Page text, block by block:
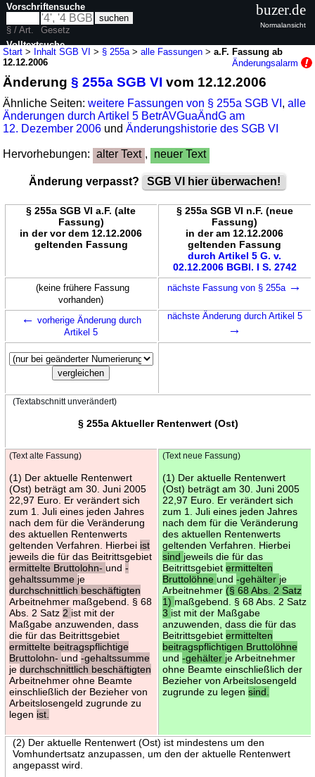
Start > Inhalt SGB VI > § 255a >alle Fassungen >a.F. Fassung ab
12.12.2006
Änderungsalarm
Änderung§ 255a SGB VI vom 12.12.2006
Ähnliche Seiten:weitere Fassungen von § 255a SGB VI ,alle
Änderungen durch Artikel 5 BetrAVGuaÄndG am
12. Dezember 2006 undÄnderungshistorie des SGB VI
Hervorhebungen: alter Text , neuer Text
Änderung verpasst? SGB VI hier überwachen!
§ 255a SGB VI a.F. (alte
Fassung)
in der vor dem 12.12.2006
geltenden Fassung
§ 255a SGB VI n.F. (neue
Fassung)
in der am 12.12.2006
geltenden Fassung
durch Artikel 5 G. v.
02.12.2006 BGBl. I S. 2742
(keine frühere Fassung
vorhanden)
nächste Fassung von § 255a →
← vorherige Änderung durch
Artikel 5
nächste Änderung durch Artikel 5
→
(Textabschnitt unverändert)
§ 255a Aktueller Rentenwert (Ost)
(Text alte Fassung)
(1) Der aktuelle Rentenwert
(Ost) beträgt am 30. Juni 2005
22,97 Euro. Er verändert sich
zum 1. Juli eines jeden Jahres
nach dem für die Veränderung
des aktuellen Rentenwerts
geltenden Verfahren. Hierbei ist
jeweils die für das Beitrittsgebiet
ermittelte Bruttolohn- und -
gehaltssumme je
durchschnittlich beschäftigten
Arbeitnehmer maßgebend. § 68
Abs. 2 Satz 2 ist mit der
Maßgabe anzuwenden, dass
die für das Beitrittsgebiet
ermittelte beitragspflichtige
Bruttolohn- und -gehaltssumme
je durchschnittlich beschäftigten
Arbeitnehmer ohne Beamte
einschließlich der Bezieher von
Arbeitslosengeld zugrunde zu
legen ist.
(Text neue Fassung)
(1) Der aktuelle Rentenwert
(Ost) beträgt am 30. Juni 2005
22,97 Euro. Er verändert sich
zum 1. Juli eines jeden Jahres
nach dem für die Veränderung
des aktuellen Rentenwerts
geltenden Verfahren. Hierbei
sind jeweils die für das
Beitrittsgebiet ermittelten
Bruttolöhne und -gehälter je
Arbeitnehmer (§ 68 Abs. 2 Satz
1) maßgebend. § 68 Abs. 2 Satz
3 ist mit der Maßgabe
anzuwenden, dass die für das
Beitrittsgebiet ermittelten
beitragspflichtigen Bruttolöhne
und -gehälter je Arbeitnehmer
ohne Beamte einschließlich der
Bezieher von Arbeitslosengeld
zugrunde zu legen sind.
(2) Der aktuelle Rentenwert (Ost) ist mindestens um den
Vomhundertsatz anzupassen, um den der aktuelle Rentenwert
angepasst wird.
Vorschriftensuche
§ / Art.
Gesetz
Volltextsuche
buzer.de
Normalansicht